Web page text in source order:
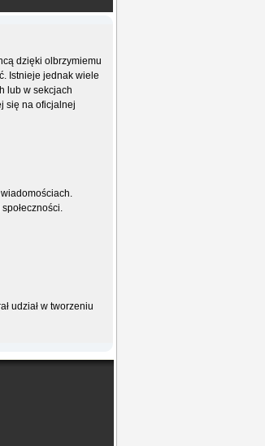
dzięki olbrzymiemu
Istnieje jednak wiele
lub w sekcjach
się na oficjalnej
udział w tworzeniu